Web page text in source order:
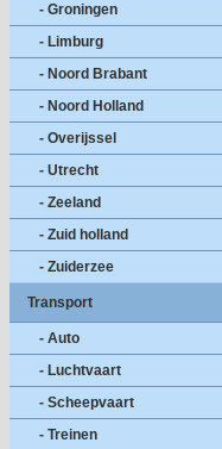
- Groningen
- Limburg
- Noord Brabant
- Noord Holland
- Overijssel
- Utrecht
- Zeeland
- Zuid holland
- Zuiderzee
Transport
- Auto
- Luchtvaart
- Scheepvaart
- Treinen